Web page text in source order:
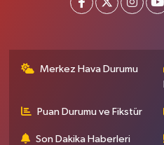
Merkez Hava Durumu
Puan Durumu ve Fikstür
Son Dakika Haberleri